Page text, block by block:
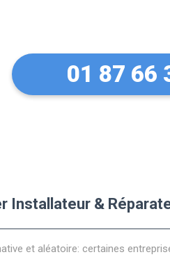
01 87 66
Installateur &
et aléatoire: certaines